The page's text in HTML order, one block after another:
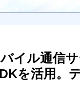
イル通信
を活用。